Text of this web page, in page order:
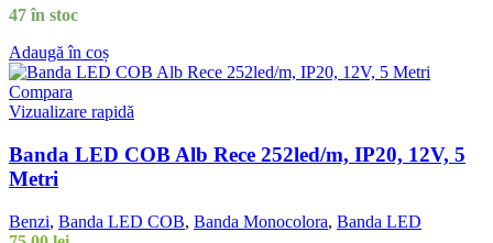
47 în stoc
Adaugă în coș
Compara
Vizualizare rapidă
Banda LED COB Alb Rece 252led/m, IP20, 12V, 5
Metri
Benzi, Banda LED COB, Banda Monocolora, Banda LED